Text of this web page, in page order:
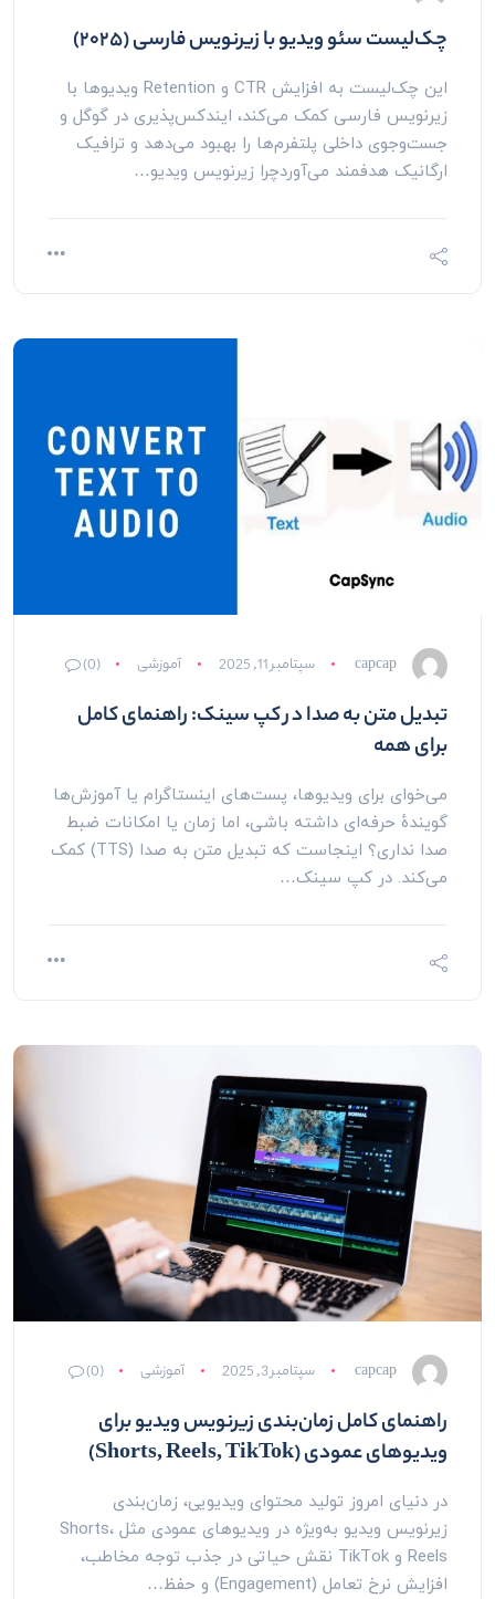
چک‌لیست سئو ویدیو با زیرنویس فارسی (۲۰۲۵)
این چک‌لیست به افزایش CTR و Retention ویدیوها با
زیرنویس فارسی کمک می‌کند، ایندکس‌پذیری در گوگل و
جست‌وجوی داخلی پلتفرم‌ها را بهبود می‌دهد و ترافیک
ارگانیک هدفمند می‌آوردچرا زیرنویس ویدیو…
capcap سپتامبر 11, 2025 آموزشی (0)
تبدیل متن به صدا در کپ سینک: راهنمای کامل
برای همه
می‌خوای برای ویدیوها، پست‌های اینستاگرام یا آموزش‌ها
گویندهٔ حرفه‌ای داشته باشی، اما زمان یا امکانات ضبط
صدا نداری؟ اینجاست که تبدیل متن به صدا (TTS) کمک
می‌کند. در کپ سینک…
capcap سپتامبر 3, 2025 آموزشی (0)
راهنمای کامل زمان‌بندی زیرنویس ویدیو برای
ویدیوهای عمودی (Shorts, Reels, TikTok)
در دنیای امروز تولید محتوای ویدیویی، زمان‌بندی
زیرنویس ویدیو به‌ویژه در ویدیوهای عمودی مثل Shorts،
Reels و TikTok نقش حیاتی در جذب توجه مخاطب،
افزایش نرخ تعامل (Engagement) و حفظ…